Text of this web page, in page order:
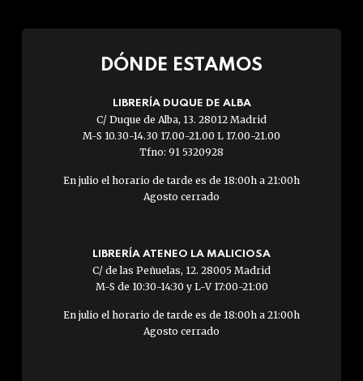
DÓNDE ESTAMOS
LIBRERÍA DUQUE DE ALBA
C/ Duque de Alba, 13. 28012 Madrid
M-S 10.30-14.30 17.00-21.00 L 17.00-21.00
Tfno: 91 5320928
En julio el horario de tarde es de 18:00h a 21:00h
Agosto cerrado
LIBRERÍA ATENEO LA MALICIOSA
C/ de las Peñuelas, 12. 28005 Madrid
M-S de 10:30-14:30 y L-V 17:00-21:00
En julio el horario de tarde es de 18:00h a 21:00h
Agosto cerrado